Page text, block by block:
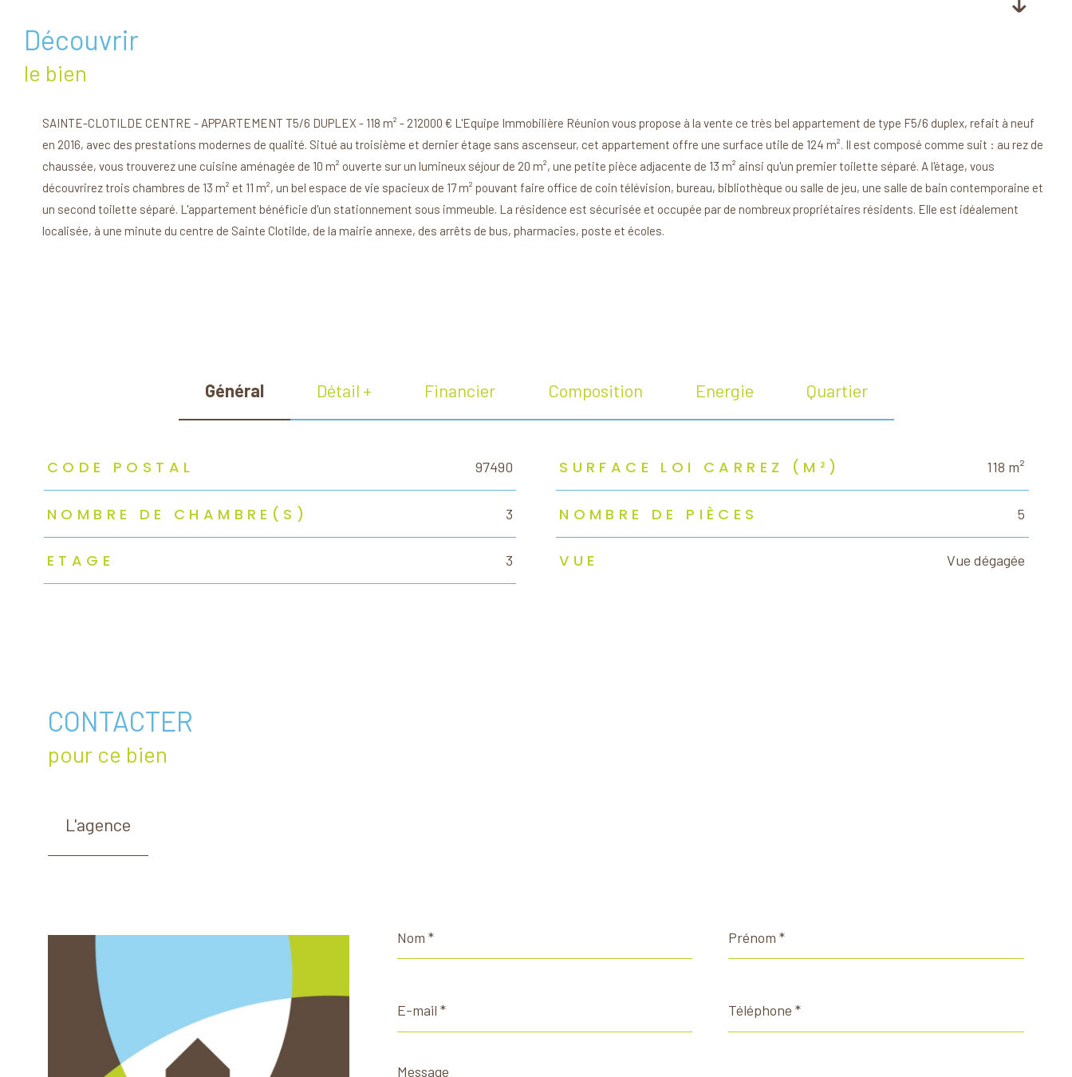
découvrir
le bien
SAINTE-CLOTILDE CENTRE - APPARTEMENT T5/6 DUPLEX - 118 m² - 212000 € L'Equipe Immobilière Réunion vous propose à la vente ce très bel appartement de type F5/6 duplex, refait à neuf
en 2016, avec des prestations modernes de qualité. Situé au troisième et dernier étage sans ascenseur, cet appartement offre une surface utile de 124 m². Il est composé comme suit : au rez de
chaussée, vous trouverez une cuisine aménagée de 10 m² ouverte sur un lumineux séjour de 20 m², une petite pièce adjacente de 13 m² ainsi qu'un premier toilette séparé. A l'étage, vous
découvrirez trois chambres de 13 m² et 11 m², un bel espace de vie spacieux de 17 m² pouvant faire office de coin télévision, bureau, bibliothèque ou salle de jeu, une salle de bain contemporaine et
un second toilette séparé. L'appartement bénéficie d'un stationnement sous immeuble. La résidence est sécurisée et occupée par de nombreux propriétaires résidents. Elle est idéalement
localisée, à une minute du centre de Sainte Clotilde, de la mairie annexe, des arrêts de bus, pharmacies, poste et écoles.
Général Détail + Financier Composition Energie Quartier
TRAD_ZEPHYR_Caracteristique
CODE POSTAL 97490 SURFACE LOI CARREZ (M²) 118 m²
NOMBRE DE CHAMBRE(S) 3 NOMBRE DE PIÈCES 5
ETAGE 3 VUE Vue dégagée
CONTACTER
pour ce bien
L'agence
*
*
mail
*
*
Message